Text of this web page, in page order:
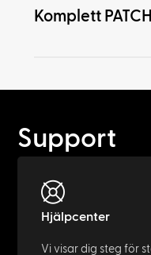
Komplett
Support
Hjälpcenter
Vi visar dig steg för